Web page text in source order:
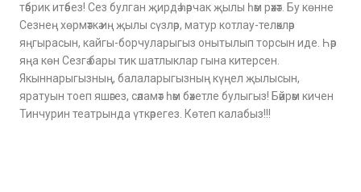
тәбрик итәбез! Сез булган җирдә һәрчак җылы һәм рәхәт. Бу көнне
Сезнең хөрмәткә иң җылы сүзләр, матур котлау-теләкләр
яңгырасын, кайгы-борчуларыгыз онытылып торсын иде. Һәр
яңа көн Сезгә бары тик шатлыклар гына китерсен.
Якыннарыгызның, балаларыгызның күңел җылысын,
яратуын тоеп яшәгез, сәламәт һәм бәхетле булыгыз! Бәйрәм кичен
Тинчурин театрында үткәрегез. Көтеп калабыз!!!